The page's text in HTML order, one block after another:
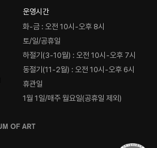
운영시간
화-금 : 오전 10시-오후 8시
토/일/공휴일
하절기(3-10월) : 오전 10시-오후 7시
동절기(11-2월) : 오전 10시-오후 6시
휴관일
1월 1일/매주 월요일(공휴일 제외)